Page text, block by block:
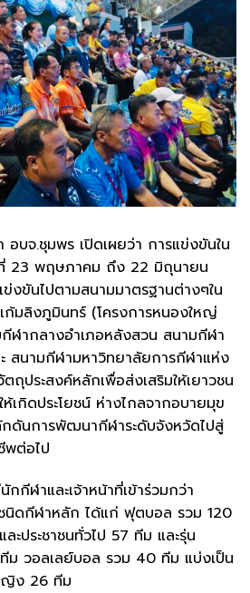
บจ.ชุมพร เปิดเผยว่า การแข่งขันใน
23 พฤษภาคม ถึง 22 มิถุนายน
งขันไปตามสนามมาตรฐานต่างๆใน
มลิงภูมินทร์ (โครงการหนองใหญ่
กีฬากลางอำเภอหลังสวน สนามกีฬา
สนามกีฬามหาวิทยาลัยการกีฬาแห่ง
ถุประสงค์หลักเพื่อส่งเสริมให้เยาวชน
ให้เกิดประโยชน์ ห่างไกลจากอบายมุข
ดันการพัฒนากีฬาระดับจังหวัดไปสู่
พต่อไป
กีฬาและเจ้าหน้าที่เข้าร่วมกว่า
ดกีฬาหลัก ได้แก่ ​ฟุตบอล รวม 120
ะประชาชนทั่วไป 57 ทีม และรุ่น
ทีม ​วอลเลย์บอล รวม 40 ทีม แบ่งเป็น
ญิง 26 ทีม